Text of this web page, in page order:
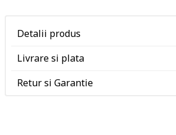
Detalii produs
Livrare si plata
Retur si Garantie